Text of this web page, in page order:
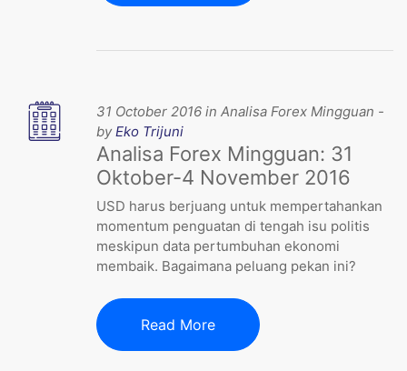
31 October 2016 in Analisa Forex Mingguan -
byEko Trijuni
Analisa Forex Mingguan: 31
Oktober-4 November 2016
USD harus berjuang untuk mempertahankan
momentum penguatan di tengah isu politis
meskipun data pertumbuhan ekonomi
membaik. Bagaimana peluang pekan ini?
Read More